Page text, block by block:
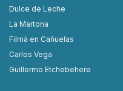
Dulce de Leche
La Martona
Filmá en Cañuelas
Carlos Vega
Guillermo Etchebehere